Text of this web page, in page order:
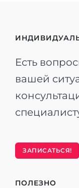
Есть
вашей
ЗАПИСАТЬСЯ!
ПОЛЕЗНО